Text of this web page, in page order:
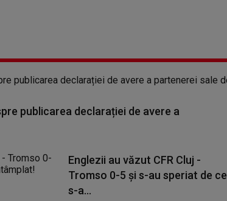
publicarea declarației de avere a
Englezii au văzut CFR Cluj -
Tromso 0-5 și s-au speriat de ce
s-a...